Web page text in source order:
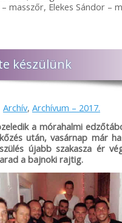
masszőr, Elekes Sándor –
készülünk
Archív, Archívum – 2017.
a mórahalmi
után, vasárnap már
újabb szakasza ér
a bajnoki rajtig.